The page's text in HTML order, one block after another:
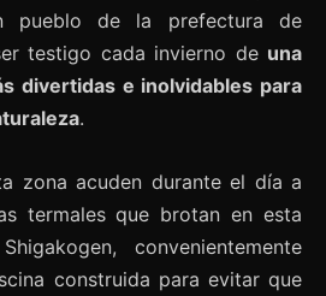
pueblo de la prefectura de
testigo cada invierno de una
divertidas e inolvidables para
.
zona acuden durante el día a
termales que brotan en esta
convenientemente
construida para evitar que